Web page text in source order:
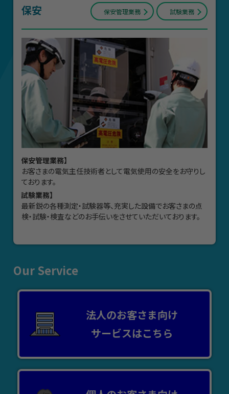
保安 保安管理業務 試験業務
【保安管理業務】
お客さまの電気主任技術者として電気使用の安全をお守りし
ております。
【試験業務】
最新鋭の各種測定・試験器等、充実した設備でお客さまの点
検・試験・検査などのお手伝いをさせていただいております。
Our Service
法人のお客さま向け
サービスはこちら